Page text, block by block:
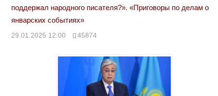
поддержал народного писателя?». «Приговоры по делам о
январских событиях»
29.01.2025 12:00 45874